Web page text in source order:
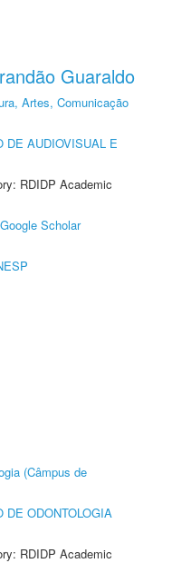
Guaraldo
Artes, Comunicação
DE AUDIOVISUAL E
RDIDP Academic
Google Scholar
(Câmpus de
DE ODONTOLOGIA
RDIDP Academic